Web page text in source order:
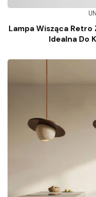
Lampa Wisząca Retro
Idealna Do